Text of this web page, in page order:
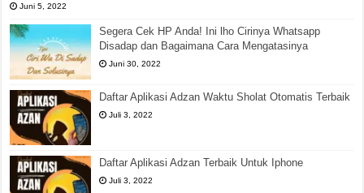
Juni 5, 2022
Segera Cek HP Anda! Ini lho Cirinya Whatsapp
Disadap dan Bagaimana Cara Mengatasinya
Juni 30, 2022
Daftar Aplikasi Adzan Waktu Sholat Otomatis Terbaik
Juli 3, 2022
Daftar Aplikasi Adzan Terbaik Untuk Iphone
Juli 3, 2022